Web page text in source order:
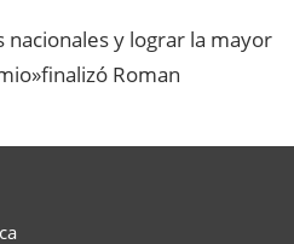
y lograr la mayor
Roman